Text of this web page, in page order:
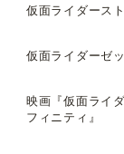
仮面ライダース
仮面ライダーゼ
映画『仮面ライ
フィニティ』